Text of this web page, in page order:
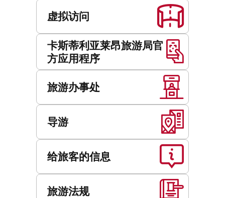
虚拟访问
卡斯蒂利亚莱昂旅游局官
方应用程序
旅游办事处
导游
给旅客的信息
旅游法规